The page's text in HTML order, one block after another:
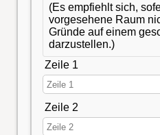
(Es empfiehlt sich,
vorgesehene Raum
Gründe auf einem
darzustellen.)
Zeile 1
Zeile 2